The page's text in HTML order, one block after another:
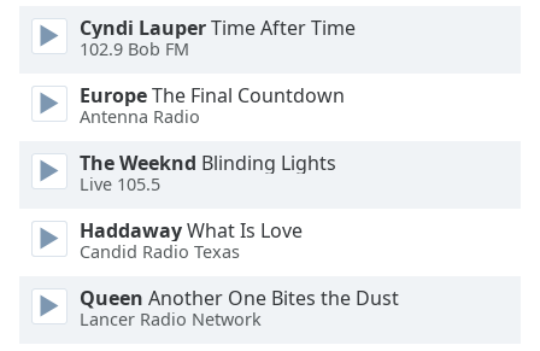
Color
Opacity
Font
Text
Style
Cyndi LauperTime After Time
102.9 Bob FM
EuropeThe Final Countdown
Antenna Radio
The Weeknd Blinding Lights
Live 105.5
HaddawayWhat Is Love
Candid Radio Texas
Queen Another One Bites the Dust
Lancer Radio Network